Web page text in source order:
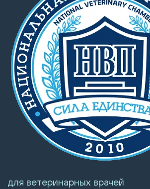
для ветеринарных врачей